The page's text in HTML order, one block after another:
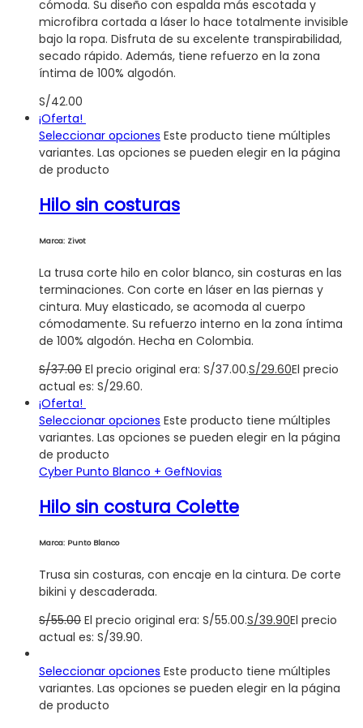
cómoda. Su diseño con espalda más escotada y
microfibra cortada a láser lo hace totalmente invisible
bajo la ropa. Disfruta de su excelente transpirabilidad,
secado rápido. Además, tiene refuerzo en la zona
íntima de 100% algodón.
S/42.00
¡Oferta!
Seleccionar opciones Este producto tiene múltiples
variantes. Las opciones se pueden elegir en la página
de producto
Hilo sin costuras
Marca: Zivot
La trusa corte hilo en color blanco, sin costuras en las
terminaciones. Con corte en láser en las piernas y
cintura. Muy elasticado, se acomoda al cuerpo
cómodamente. Su refuerzo interno en la zona íntima
de 100% algodón. Hecha en Colombia.
S/37.00 El precio original era: S/37.00.S/29.60El precio
actual es: S/29.60.
¡Oferta!
Seleccionar opciones Este producto tiene múltiples
variantes. Las opciones se pueden elegir en la página
de producto
Cyber Punto Blanco + GefNovias
Hilo sin costura Colette
Marca: Punto Blanco
Trusa sin costuras, con encaje en la cintura. De corte
bikini y descaderada.
S/55.00 El precio original era: S/55.00.S/39.90El precio
actual es: S/39.90.
Seleccionar opciones Este producto tiene múltiples
variantes. Las opciones se pueden elegir en la página
de producto